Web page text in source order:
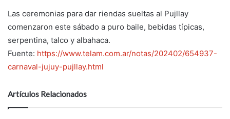
Las ceremonias para dar riendas sueltas al Pujllay
comenzaron este sábado a puro baile, bebidas típicas,
serpentina, talco y albahaca.
Fuente: https://www.telam.com.ar/notas/202402/654937-
carnaval-jujuy-pujllay.html
Artículos Relacionados